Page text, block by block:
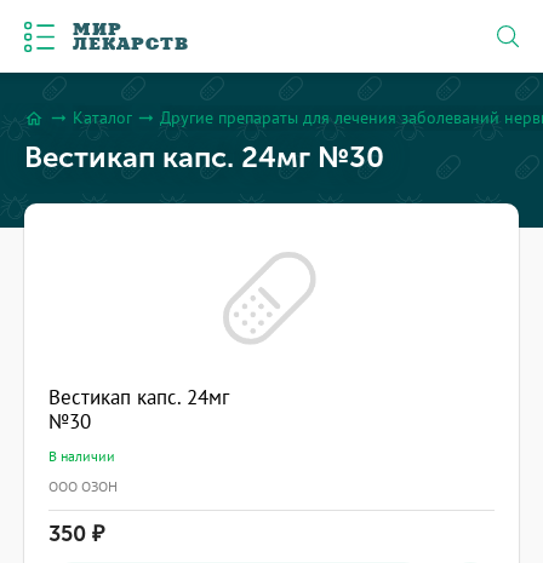
МИР
ЛЕКАРСТВ
home arrow_right_alt Каталог arrow_right_alt Другие препараты для лечения заболеваний
Вестикап капс. 24мг №30
Вестикап капс. 24мг
№30
В наличии
ООО ОЗОН
350